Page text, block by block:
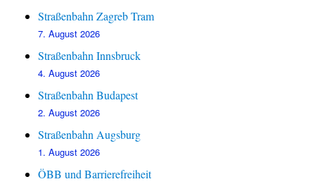
Straßenbahn Zagreb Tram
7. August 2026
Straßenbahn Innsbruck
4. August 2026
Straßenbahn Budapest
2. August 2026
Straßenbahn Augsburg
1. August 2026
ÖBB und Barrierefreiheit